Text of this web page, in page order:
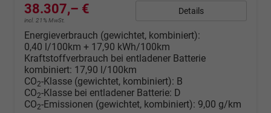
38.307,– €
incl. 21% MwSt.
Details
Energieverbrauch (gewichtet, kombiniert):
0,40 l/100km + 17,90 kWh/100km
Kraftstoffverbrauch bei entladener Batterie
kombiniert: 17,90 l/100km
CO2-Klasse (gewichtet, kombiniert): B
CO2-Klasse bei entladener Batterie: D
CO2-Emissionen (gewichtet, kombiniert): 9,00 g/km